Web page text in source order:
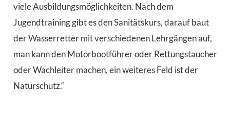
viele Ausbildungsmöglichkeiten. Nach dem
Jugendtraining gibt es den Sanitätskurs, darauf baut
der Wasserretter mit verschiedenen Lehrgängen auf,
man kann den Motorbootführer oder Rettungstaucher
oder Wachleiter machen, ein weiteres Feld ist der
Naturschutz.“